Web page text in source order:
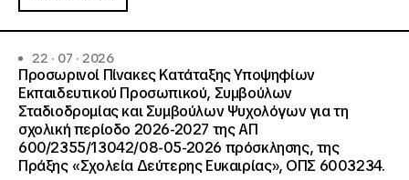
22 · 07 · 2026
Προσωρινοί Πίνακες Κατάταξης Υποψηφίων
Εκπαιδευτικού Προσωπικού, Συμβούλων
Σταδιοδρομίας και Συμβούλων Ψυχολόγων για τη
σχολική περίοδο 2026-2027 της ΑΠ
600/2355/13042/08-05-2026 πρόσκλησης, της
Πράξης «Σχολεία Δεύτερης Ευκαιρίας», ΟΠΣ 6003234.